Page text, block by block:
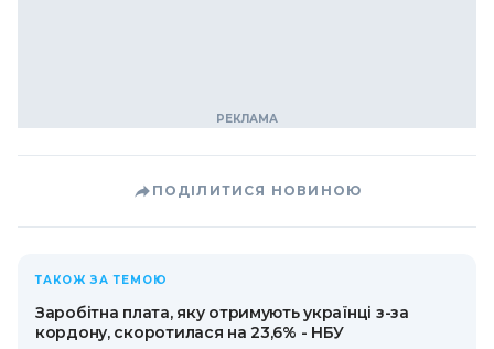
ПОДІЛИТИСЯ НОВИНОЮ
ТАКОЖ ЗА ТЕМОЮ
Заробітна плата, яку отримують українці з-за
кордону, скоротилася на 23,6% - НБУ